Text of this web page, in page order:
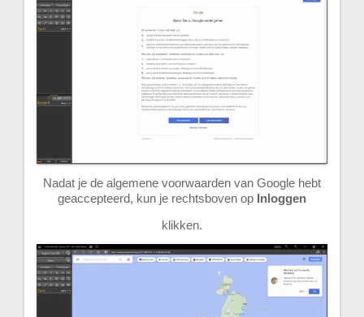
Nadat je de algemene voorwaarden van Google hebt
geaccepteerd, kun je rechtsboven op Inloggen
klikken.